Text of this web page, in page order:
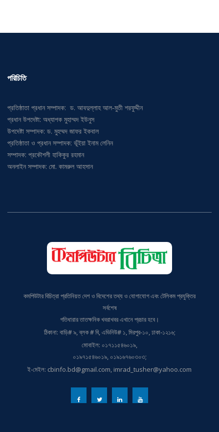
প্রতিষ্ঠাতা প্রধান সম্পাদক: ড. আবদুল্লাহ আল-মুতী শরফুদ্দীন
প্রধান উপদেষ্টা: অধ্যাপক মুহাম্মদ ইউনুস
উপদেষ্টা সম্পাদক: ড. মুহম্মদ জাফর ইকবাল
প্রতিষ্ঠাতা ও প্রধান সম্পাদক: ভূঁইয়া ইনাম লেনিন
সম্পাদক: প্রকৌশলী হাকিকুর রহমান
কমপিউটার বিচিত্রা প্রতিনিয়ত দেশ ও বিদেশের তথ্য ও যোগাযোগ এবং টেলিকম প্রযুক্তির
সর্বশেষ
গতিধারার তাতক্ষনিক খবরাখবর এখানে প্রচার হবে।
ঠিকানা: বাড়ি# ৯, ব্লক # বি, এভিনিউ# ১, মিরপুর-১০, ঢাকা-১২১৬;
মোবাইল: ০১৭১১৫৪৬০১৯,
০১৯৭১৫৪৬০১৯, ০১৯১৬৭৬০৩০৩;